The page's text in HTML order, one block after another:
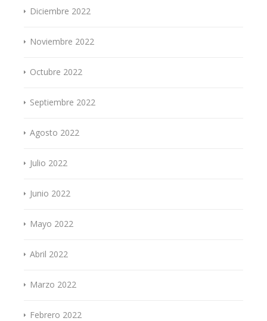
Diciembre 2022
Noviembre 2022
Octubre 2022
Septiembre 2022
Agosto 2022
Julio 2022
Junio 2022
Mayo 2022
Abril 2022
Marzo 2022
Febrero 2022